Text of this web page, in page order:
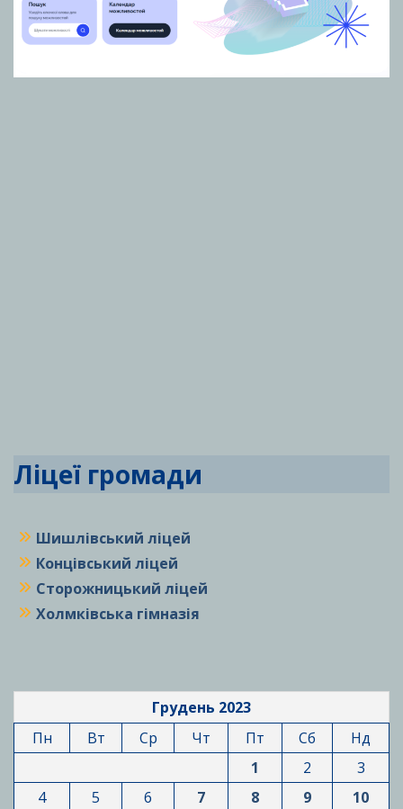
Ліцеї громади
Шишлівський ліцей
Концівський ліцей
Сторожницький ліцей
Холмківська гімназія
Грудень 2023
Пн
Вт Ср Чт Пт Сб
Нд
1
2
3
4
5 6 7 8 9
10